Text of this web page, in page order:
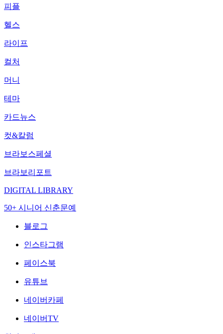
피플
헬스
라이프
컬처
머니
테마
카드뉴스
컷&칼럼
브라보스페셜
브라보리포트
DIGITAL LIBRARY
50+ 시니어 신춘문예
블로그
인스타그램
페이스북
유튜브
네이버카페
네이버TV